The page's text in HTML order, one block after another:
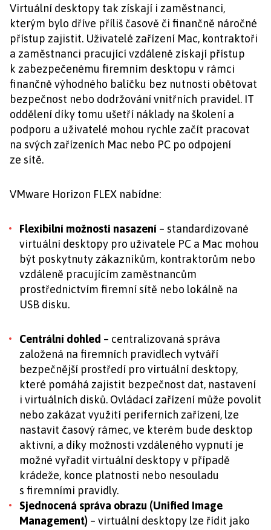
Virtuální desktopy tak získají i zaměstnanci,
kterým bylo dříve příliš časově či finančně náročné
přístup zajistit. Uživatelé zařízení Mac, kontraktoři
a zaměstnanci pracující vzdáleně získají přístup
k zabezpečenému firemním desktopu v rámci
finančně výhodného balíčku bez nutnosti obětovat
bezpečnost nebo dodržování vnitřních pravidel. IT
oddělení díky tomu ušetří náklady na školení a
podporu a uživatelé mohou rychle začít pracovat
na svých zařízeních Mac nebo PC po odpojení
ze sítě.
VMware Horizon FLEX nabídne:
Flexibilní možnosti nasazení – standardizované
virtuální desktopy pro uživatele PC a Mac mohou
být poskytnuty zákazníkům, kontraktorům nebo
vzdáleně pracujícím zaměstnancům
prostřednictvím firemní sítě nebo lokálně na
USB disku.
Centrální dohled – centralizovaná správa
založená na firemních pravidlech vytváří
bezpečnější prostředí pro virtuální desktopy,
které pomáhá zajistit bezpečnost dat, nastavení
i virtuálních disků. Ovládací zařízení může povolit
nebo zakázat využití periferních zařízení, lze
nastavit časový rámec, ve kterém bude desktop
aktivní, a díky možnosti vzdáleného vypnutí je
možné vyřadit virtuální desktopy v případě
krádeže, konce platnosti nebo nesouladu
s firemními pravidly.
Sjednocená správa obrazu (Unified Image
Management) – virtuální desktopy lze řídit jako